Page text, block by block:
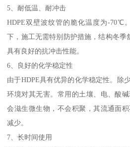
5、耐低温、耐冲击
HDPE双壁波纹管的脆化温度为-70℃
下，施工无需特别防护措施，结构冬季
具有良好的抗冲击性能。
6、良好的化学稳定性
由于HDPE具有优异的化学稳定性。除
环境对其无害。常用的土壤、电、酸
会滋生微生物，不会积聚，其流通面
减少。
7、长时间使用